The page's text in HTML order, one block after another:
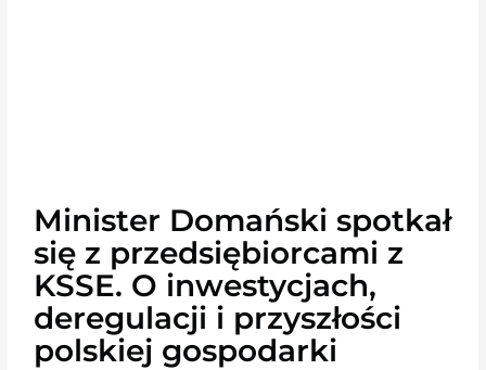
Minister Domański spotkał
się z przedsiębiorcami z
KSSE. O inwestycjach,
deregulacji i przyszłości
polskiej gospodarki